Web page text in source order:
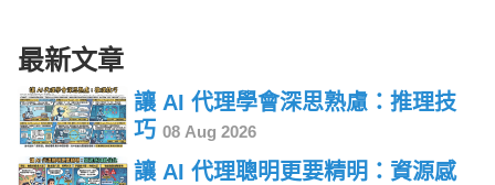
最新文章
讓 AI 代理學會深思熟慮：推理技
巧 08 Aug 2026
讓 AI 代理聰明更要精明：資源感